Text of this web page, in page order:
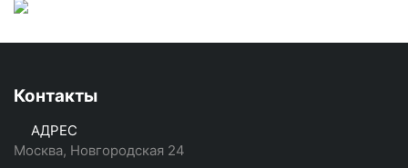
Контакты
АДРЕС
Москва, Новгородская 24